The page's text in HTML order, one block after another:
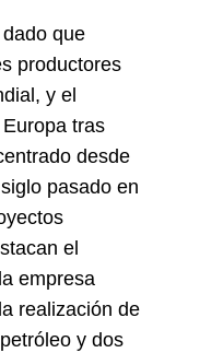
que
productores
y el
tras
desde
pasado en
el
empresa
realización de
y dos